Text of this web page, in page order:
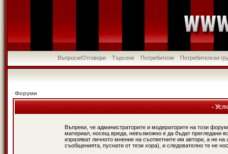
Въпроси/Отговори Търсене Потребители Потребителски
Форуми
-
Въпреки, че администраторите и модераторите на този
материал, носещ вреда, невъзможно е да бъдат прегледани
изразяват личното мнение на съответните им автори, а не
съобщенията, пуснати от тези хора), и следователно те не